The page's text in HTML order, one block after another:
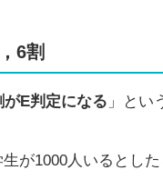
6割
E判定になる 」とい
が1000人いるとし